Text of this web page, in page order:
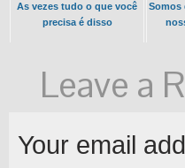
As vezes tudo o que você
precisa é disso
Somos
Leave a
Your email